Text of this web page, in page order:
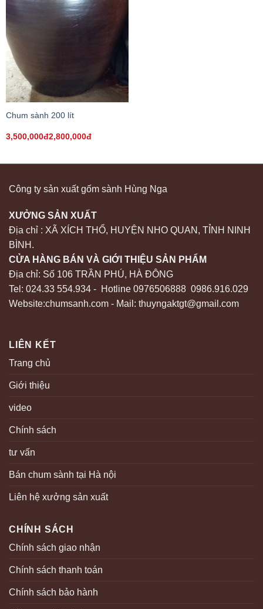
Chum sành 200 lít
3,500,000đ2,800,000đ
Công ty sản xuất gốm sành Hùng Nga
XƯỞNG SẢN XUẤT
Địa chỉ : XÃ XÍCH THỔ, HUYỆN NHO QUAN, TỈNH NINH
BÌNH.
CỬA HÀNG BÁN VÀ GIỚI THIỆU SẢN PHẨM
Địa chỉ: Số 106 TRẦN PHÚ, HÀ ĐÔNG
Tel: 024.33 554.934 - Hotline 0976506888 0986.916.029
Website:chumsanh.com - Mail: thuyngaktgt@gmail.com
LIÊN KẾT
Trang chủ
Giới thiệu
video
Chính sách
tư vấn
Bán chum sành tại Hà nội
Liên hệ xưởng sản xuất
CHÍNH SÁCH
Chính sách giao nhận
Chính sách thanh toán
Chính sách bảo hành